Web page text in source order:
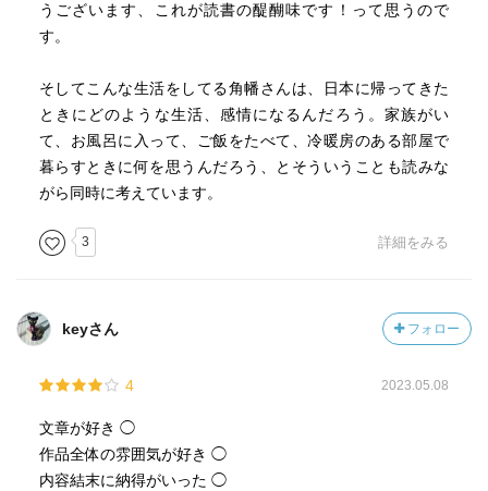
うございます、これが読書の醍醐味です！って思うので
す。
そしてこんな生活をしてる角幡さんは、日本に帰ってきた
ときにどのような生活、感情になるんだろう。家族がい
て、お風呂に入って、ご飯をたべて、冷暖房のある部屋で
暮らすときに何を思うんだろう、とそういうことも読みな
がら同時に考えています。
3 詳細をみる
keyさん フォロー
4 2023.05.08
文章が好き ◯
作品全体の雰囲気が好き ◯
内容結末に納得がいった ◯